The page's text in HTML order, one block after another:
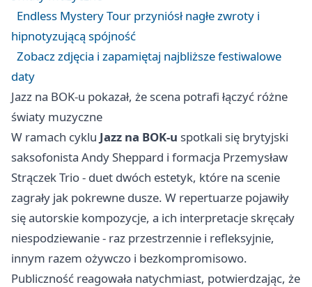
Endless Mystery Tour przyniósł nagłe zwroty i
hipnotyzującą spójność
Zobacz zdjęcia i zapamiętaj najbliższe festiwalowe
daty
Jazz na BOK-u pokazał, że scena potrafi łączyć różne
światy muzyczne
W ramach cyklu Jazz na BOK-u spotkali się brytyjski
saksofonista Andy Sheppard i formacja Przemysław
Strączek Trio - duet dwóch estetyk, które na scenie
zagrały jak pokrewne dusze. W repertuarze pojawiły
się autorskie kompozycje, a ich interpretacje skręcały
niespodziewanie - raz przestrzennie i refleksyjnie,
innym razem ożywczo i bezkompromisowo.
Publiczność reagowała natychmiast, potwierdzając, że